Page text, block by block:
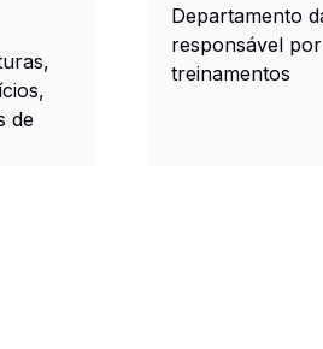
de
Departamento
responsável
treinamentos